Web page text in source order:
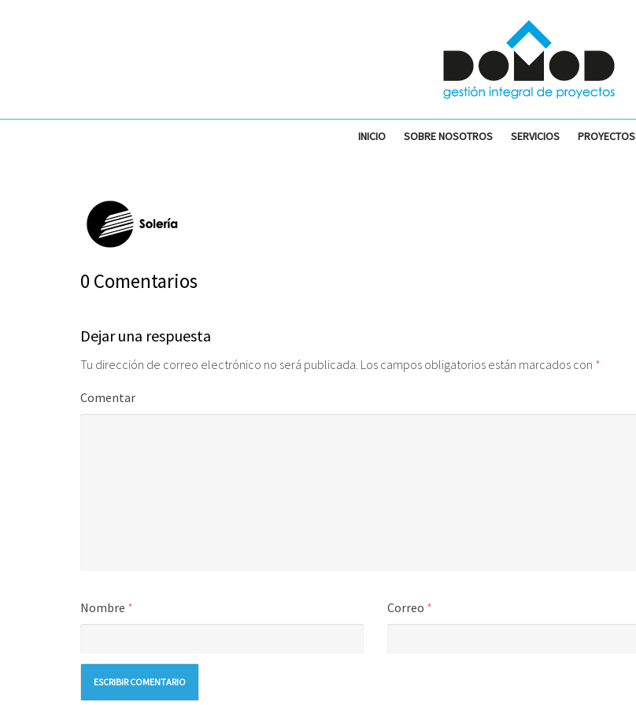
INICIO SOBRE NOSOTROS SERVICIOS PROYECTOS
0 Comentarios
Dejar una respuesta
Tu dirección de correo electrónico no será publicada. Los campos obligatorios están marcados con *
Comentar
Nombre * Correo *